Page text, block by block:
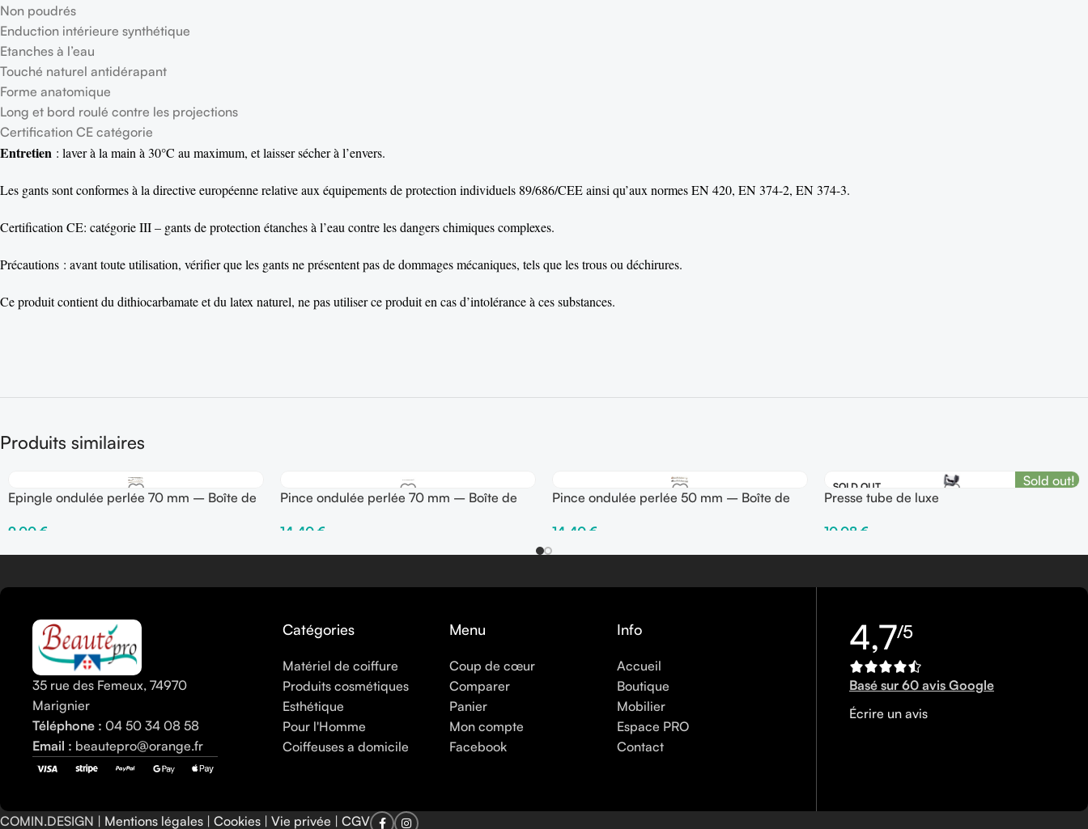
Non poudrés
Enduction intérieure synthétique
Etanches à l’eau
Touché naturel antidérapant
Forme anatomique
Long et bord roulé contre les projections
Certification CE catégorie
Entretien : laver à la main à 30°C au maximum, et laisser sécher à l’envers.
Les gants sont conformes à la directive européenne relative aux équipements de protection individuels 89/686/CEE ainsi qu’aux normes EN 420, EN 374-2, EN 374-3.
Certification CE: catégorie III – gants de protection étanches à l’eau contre les dangers chimiques complexes.
Précautions : avant toute utilisation, vérifier que les gants ne présentent pas de dommages mécaniques, tels que les trous ou déchirures.
Ce produit contient du dithiocarbamate et du latex naturel, ne pas utiliser ce produit en cas d’intolérance à ces substances.
Produits similaires
Epingle ondulée perlée 70 mm – Boîte de
9,00 €
Choix Des Options
Pince ondulée perlée 70 mm – Boîte de
14,40 €
Choix Des Options
Pince ondulée perlée 50 mm – Boîte de
14,40 €
Choix Des Options
SOLD OUT
Sold out!
Presse tube de luxe
10,08 €
Lire La Suite
35 rue des Femeux, 74970
Marignier
Téléphone : 04 50 34 08 58
Email : beautepro@orange.fr
Catégories
Matériel de coiffure
Produits cosmétiques
Esthétique
Pour l'Homme
Coiffeuses a domicile
Menu
Coup de cœur
Comparer
Panier
Mon compte
Facebook
Info
Accueil
Boutique
Mobilier
Espace PRO
Contact
4,7/5
Basé sur 60 avis Google
Écrire un avis
COMIN.DESIGN | Mentions légales | Cookies | Vie privée | CGV